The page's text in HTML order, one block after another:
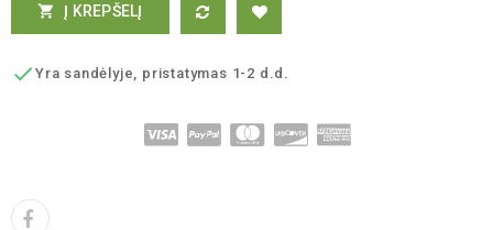
 Į KREPŠELĮ
 Yra sandėlyje, pristatymas 1-2 d.d.